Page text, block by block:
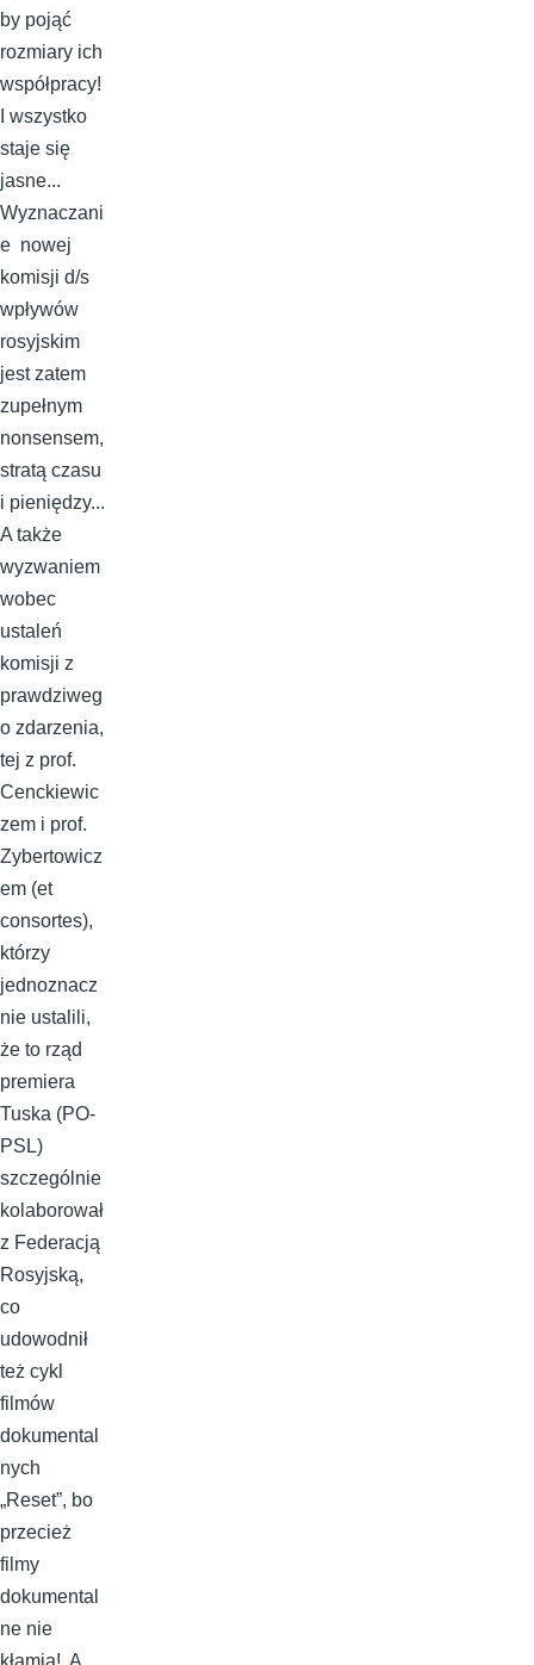
by pojąć
rozmiary ich
współpracy!
I wszystko
staje się
jasne...
Wyznaczani
e nowej
komisji d/s
wpływów
rosyjskim
jest zatem
zupełnym
nonsensem,
stratą czasu
i pieniędzy...
A także
wyzwaniem
wobec
ustaleń
komisji z
prawdziweg
o zdarzenia,
tej z prof.
Cenckiewic
zem i prof.
Zybertowicz
em (et
consortes),
którzy
jednoznacz
nie ustalili,
że to rząd
premiera
Tuska (PO-
PSL)
szczególnie
kolaborował
z Federacją
Rosyjską,
co
udowodnił
też cykl
filmów
dokumental
nych
„Reset”, bo
przecież
filmy
dokumental
ne nie